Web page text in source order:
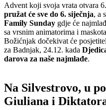
Advent koji svoja vrata otvara
pružat će sve do 6. siječnja, a
Family Sunday gdje će
sa vrsnim animatorima i
Božićnjak dočekivat će
za Badnjak, 24.12. kada
darova za naše najmlađe.
Na Silvestrovo, u
Giuliana i